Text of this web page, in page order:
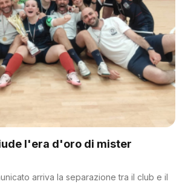
l'era d'oro di mister
arriva la separazione tra il club e il